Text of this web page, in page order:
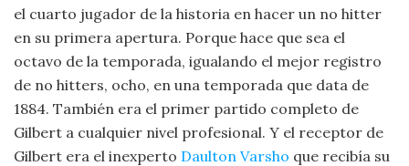
el cuarto jugador de la historia en hacer un no hitter
en su primera apertura. Porque hace que sea el
octavo de la temporada, igualando el mejor registro
de no hitters, ocho, en una temporada que data de
1884. También era el primer partido completo de
Gilbert a cualquier nivel profesional. Y el receptor de
Gilbert era el inexperto Daulton Varsho que recibía su